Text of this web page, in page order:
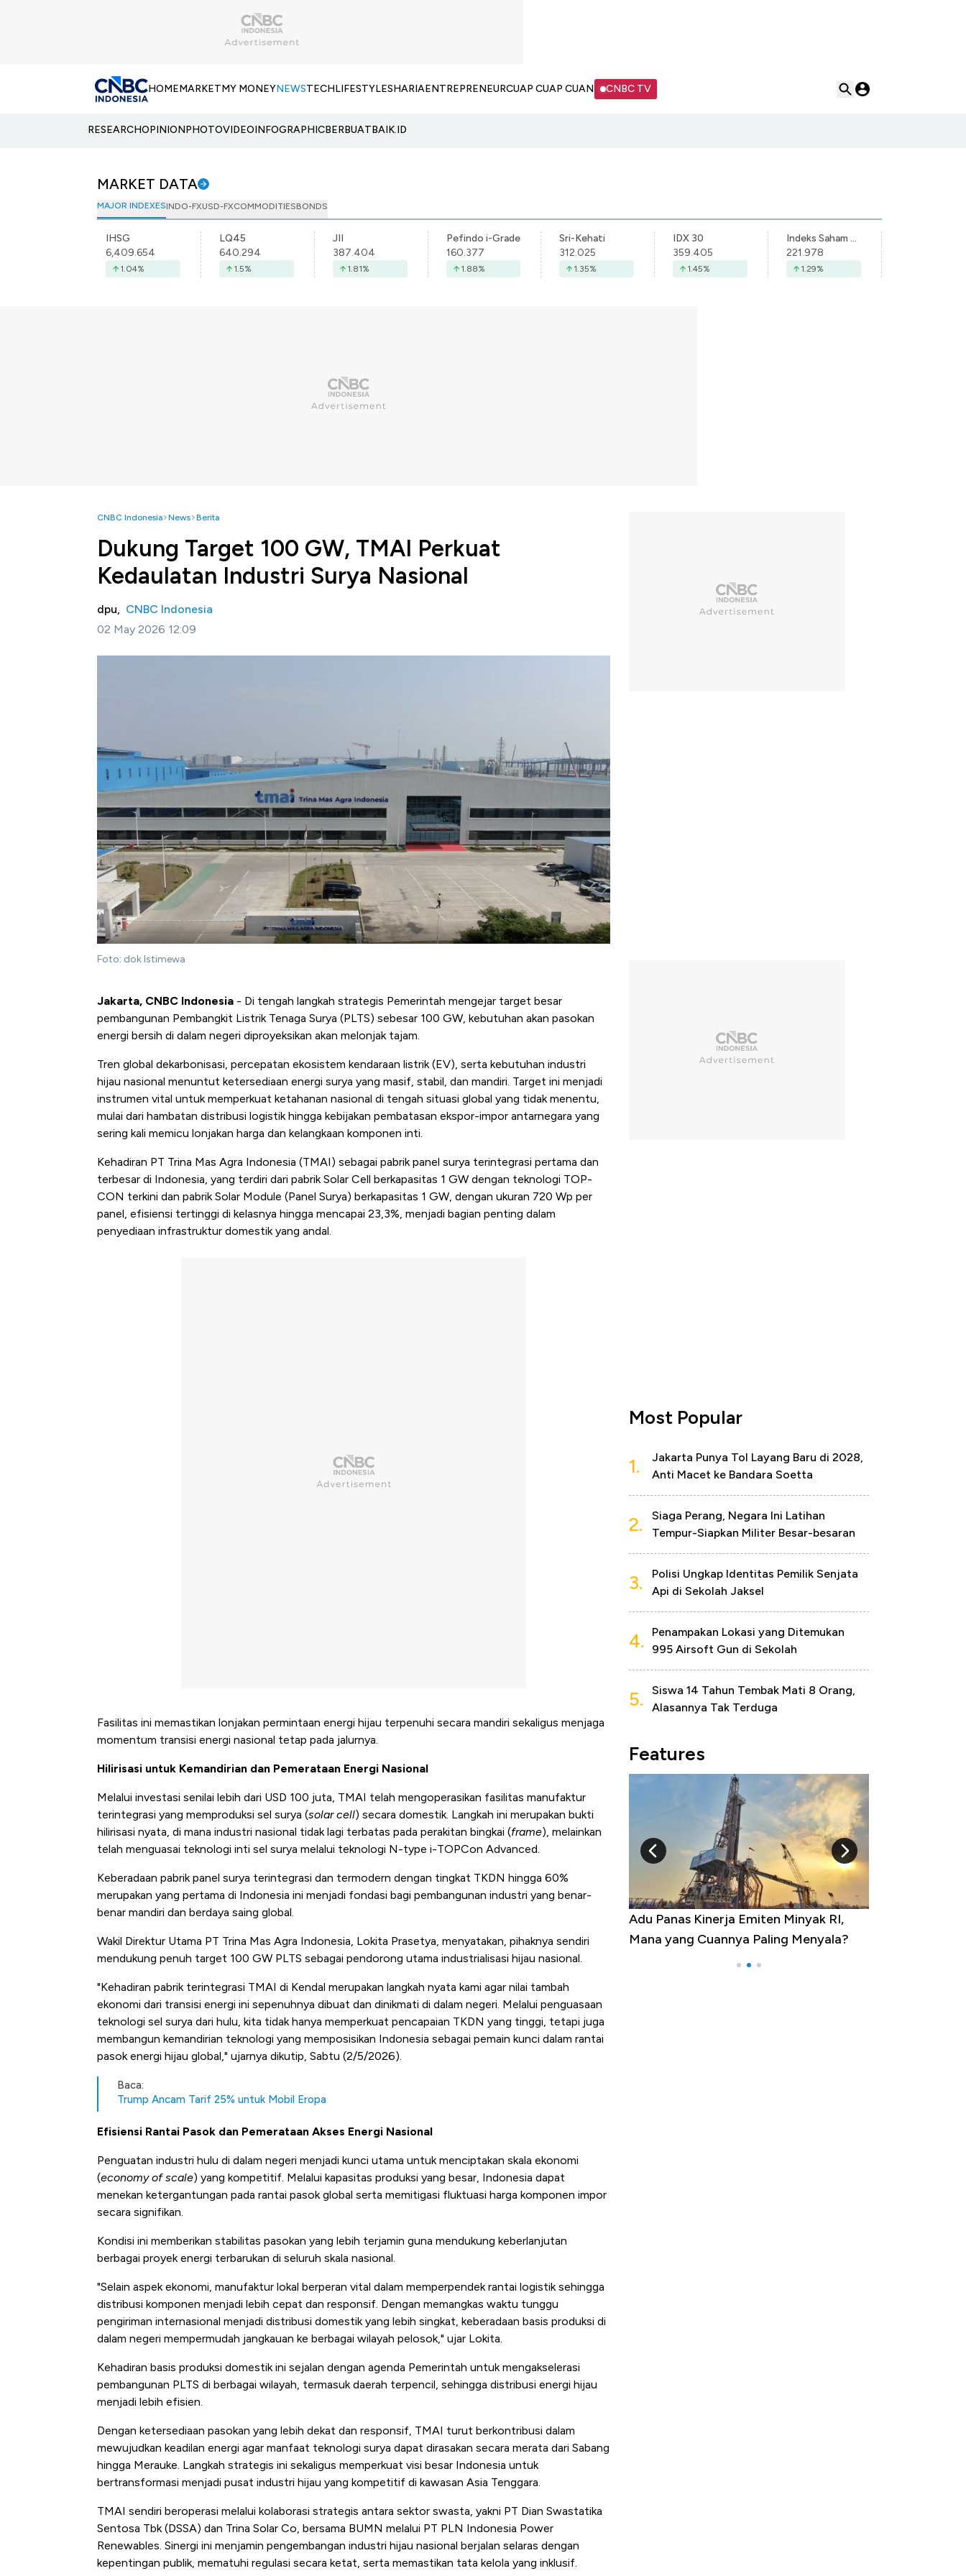
HOMEMARKETMY MONEYNEWSTECHLIFESTYLESHARIAENTREPRENEURCUAP CUAP CUAN CNBC TV
RESEARCHOPINIONPHOTOVIDEOINFOGRAPHICBERBUATBAIK.ID
MARKET DATA
MAJOR INDEXESINDO-FXUSD-FXCOMMODITIESBONDS
IHSG
6,409.654
1.04%
LQ45
640.294
1.5%
JII
387.404
1.81%
Pefindo i-Grade
160.377
1.88%
Sri-Kehati
312.025
1.35%
IDX 30
359.405
1.45%
Indeks Saham Syariah Indonesia
221.978
1.29%
CNBC Indonesia News Berita
Dukung Target 100 GW, TMAI Perkuat
Kedaulatan Industri Surya Nasional
dpu, CNBC Indonesia
02 May 2026 12:09
Foto: dok Istimewa
Jakarta, CNBC Indonesia - Di tengah langkah strategis Pemerintah mengejar target besar
pembangunan Pembangkit Listrik Tenaga Surya (PLTS) sebesar 100 GW, kebutuhan akan pasokan
energi bersih di dalam negeri diproyeksikan akan melonjak tajam.
Tren global dekarbonisasi, percepatan ekosistem kendaraan listrik (EV), serta kebutuhan industri
hijau nasional menuntut ketersediaan energi surya yang masif, stabil, dan mandiri. Target ini menjadi
instrumen vital untuk memperkuat ketahanan nasional di tengah situasi global yang tidak menentu,
mulai dari hambatan distribusi logistik hingga kebijakan pembatasan ekspor-impor antarnegara yang
sering kali memicu lonjakan harga dan kelangkaan komponen inti.
Kehadiran PT Trina Mas Agra Indonesia (TMAI) sebagai pabrik panel surya terintegrasi pertama dan
terbesar di Indonesia, yang terdiri dari pabrik Solar Cell berkapasitas 1 GW dengan teknologi TOP-
CON terkini dan pabrik Solar Module (Panel Surya) berkapasitas 1 GW, dengan ukuran 720 Wp per
panel, efisiensi tertinggi di kelasnya hingga mencapai 23,3%, menjadi bagian penting dalam
penyediaan infrastruktur domestik yang andal.
Fasilitas ini memastikan lonjakan permintaan energi hijau terpenuhi secara mandiri sekaligus menjaga
momentum transisi energi nasional tetap pada jalurnya.
Hilirisasi untuk Kemandirian dan Pemerataan Energi Nasional
Melalui investasi senilai lebih dari USD 100 juta, TMAI telah mengoperasikan fasilitas manufaktur
terintegrasi yang memproduksi sel surya (solar cell) secara domestik. Langkah ini merupakan bukti
hilirisasi nyata, di mana industri nasional tidak lagi terbatas pada perakitan bingkai (frame), melainkan
telah menguasai teknologi inti sel surya melalui teknologi N-type i-TOPCon Advanced.
Keberadaan pabrik panel surya terintegrasi dan termodern dengan tingkat TKDN hingga 60%
merupakan yang pertama di Indonesia ini menjadi fondasi bagi pembangunan industri yang benar-
benar mandiri dan berdaya saing global.
Wakil Direktur Utama PT Trina Mas Agra Indonesia, Lokita Prasetya, menyatakan, pihaknya sendiri
mendukung penuh target 100 GW PLTS sebagai pendorong utama industrialisasi hijau nasional.
"Kehadiran pabrik terintegrasi TMAI di Kendal merupakan langkah nyata kami agar nilai tambah
ekonomi dari transisi energi ini sepenuhnya dibuat dan dinikmati di dalam negeri. Melalui penguasaan
teknologi sel surya dari hulu, kita tidak hanya memperkuat pencapaian TKDN yang tinggi, tetapi juga
membangun kemandirian teknologi yang memposisikan Indonesia sebagai pemain kunci dalam rantai
pasok energi hijau global," ujarnya dikutip, Sabtu (2/5/2026).
Baca:
Trump Ancam Tarif 25% untuk Mobil Eropa
Efisiensi Rantai Pasok dan Pemerataan Akses Energi Nasional
Penguatan industri hulu di dalam negeri menjadi kunci utama untuk menciptakan skala ekonomi
(economy of scale) yang kompetitif. Melalui kapasitas produksi yang besar, Indonesia dapat
menekan ketergantungan pada rantai pasok global serta memitigasi fluktuasi harga komponen impor
secara signifikan.
Kondisi ini memberikan stabilitas pasokan yang lebih terjamin guna mendukung keberlanjutan
berbagai proyek energi terbarukan di seluruh skala nasional.
"Selain aspek ekonomi, manufaktur lokal berperan vital dalam memperpendek rantai logistik sehingga
distribusi komponen menjadi lebih cepat dan responsif. Dengan memangkas waktu tunggu
pengiriman internasional menjadi distribusi domestik yang lebih singkat, keberadaan basis produksi di
dalam negeri mempermudah jangkauan ke berbagai wilayah pelosok," ujar Lokita.
Kehadiran basis produksi domestik ini sejalan dengan agenda Pemerintah untuk mengakselerasi
pembangunan PLTS di berbagai wilayah, termasuk daerah terpencil, sehingga distribusi energi hijau
menjadi lebih efisien.
Dengan ketersediaan pasokan yang lebih dekat dan responsif, TMAI turut berkontribusi dalam
mewujudkan keadilan energi agar manfaat teknologi surya dapat dirasakan secara merata dari Sabang
hingga Merauke. Langkah strategis ini sekaligus memperkuat visi besar Indonesia untuk
bertransformasi menjadi pusat industri hijau yang kompetitif di kawasan Asia Tenggara.
TMAI sendiri beroperasi melalui kolaborasi strategis antara sektor swasta, yakni PT Dian Swastatika
Sentosa Tbk (DSSA) dan Trina Solar Co, bersama BUMN melalui PT PLN Indonesia Power
Renewables. Sinergi ini menjamin pengembangan industri hijau nasional berjalan selaras dengan
kepentingan publik, mematuhi regulasi secara ketat, serta memastikan tata kelola yang inklusif.
Most Popular
1.
Jakarta Punya Tol Layang Baru di 2028,
Anti Macet ke Bandara Soetta
2.
Siaga Perang, Negara Ini Latihan
Tempur-Siapkan Militer Besar-besaran
3.
Polisi Ungkap Identitas Pemilik Senjata
Api di Sekolah Jaksel
4.
Penampakan Lokasi yang Ditemukan
995 Airsoft Gun di Sekolah
5.
Siswa 14 Tahun Tembak Mati 8 Orang,
Alasannya Tak Terduga
Features
Tembaga Terbang ke Zona Berbahaya
Adu Panas Kinerja Emiten Minyak RI,
Mana yang Cuannya Paling Menyala?